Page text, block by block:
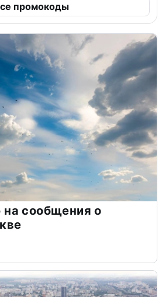
промокоды
сообщения о